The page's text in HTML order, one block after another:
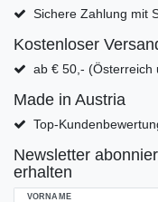
Sichere Zahlung mit
Kostenloser
ab € 50,- (Österreich
Made in Austria
Top-
Newsletter
erhalten
VORNAME